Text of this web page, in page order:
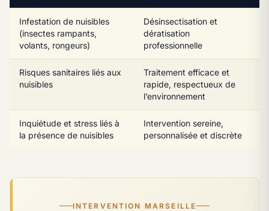
Infestation de nuisibles
(insectes rampants,
volants, rongeurs)
Désinsectisation et
dératisation
professionnelle
Risques sanitaires liés aux
nuisibles
Traitement efficace et
rapide, respectueux de
l’environnement
Inquiétude et stress liés à
la présence de nuisibles
Intervention sereine,
personnalisée et discrète
INTERVENTION MARSEILLE